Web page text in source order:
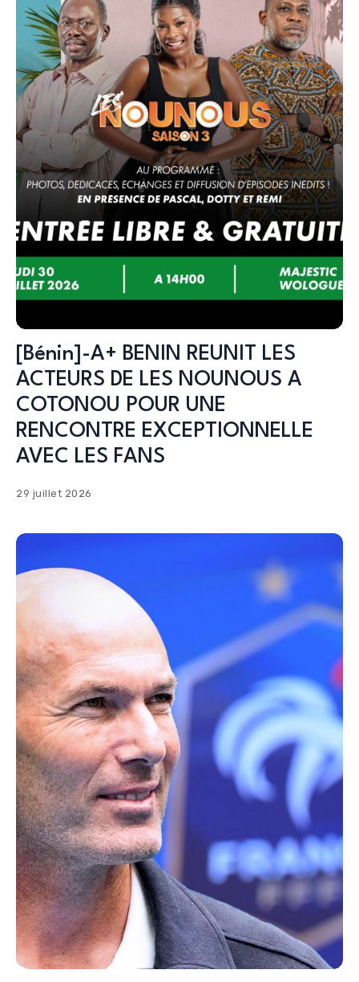
[Bénin]-A+ BENIN REUNIT LES
ACTEURS DE LES NOUNOUS A
COTONOU POUR UNE
RENCONTRE EXCEPTIONNELLE
AVEC LES FANS
29 juillet 2026